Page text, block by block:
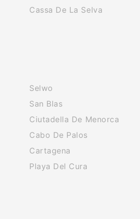
Cassa De La Selva
Selwo
San Blas
Ciutadella De Menorca
Cabo De Palos
Cartagena
Playa Del Cura